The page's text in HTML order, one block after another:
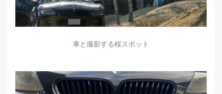
車と撮影する桜スポット